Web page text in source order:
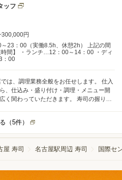
魅力を最大限に引き出
の見せどころ。あなたの感性と技術で、
ただける一皿を届けてください。 【入
・シャリの切り方（飯切
て段階的にステップアップしていただき
指導・サポートします。
ッフ
円
～23：00（実働8.5h、休憩2h） 上記の間
間】 ・ランチ…12：00～14：00 ・ディ
：00
、仕込み・盛り付け・調理・メニュー開
っていただきます。 寿司の握りを
ント業務にもチャレンジしていただける
か」は料理人に
（5件）
屋 寿司 名古屋駅周辺 寿司 国際セ